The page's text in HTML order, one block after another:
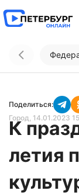
Поделиться:
Город, 14.01.2023
К
летия